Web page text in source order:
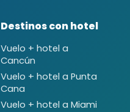
Destinos con hotel
Vuelo + hotel a
Cancún
Vuelo + hotel a Punta
Cana
Vuelo + hotel a Miami